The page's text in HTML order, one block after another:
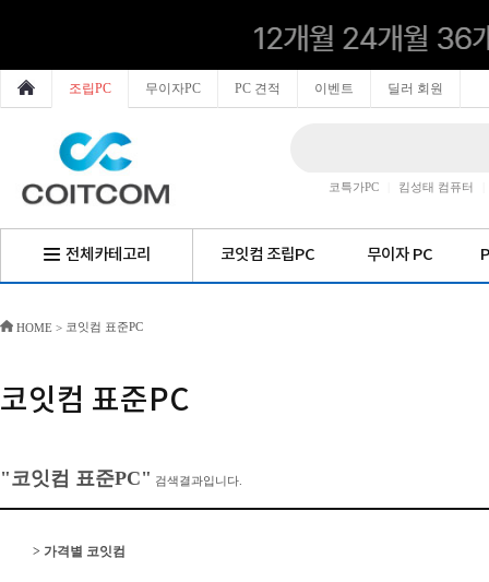
조립PC 무이자PC PC 견적 이벤트 딜러 회원
코특가PC 킴성태 컴퓨터
전체카테고리 코잇컴 조립PC 무이자 PC
HOME > 코잇컴 표준PC
코잇컴 표준PC
"코잇컴 표준PC" 검색결과입니다.
> 가격별 코잇컴